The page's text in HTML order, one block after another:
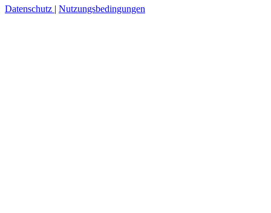
Datenschutz | Nutzungsbedingungen